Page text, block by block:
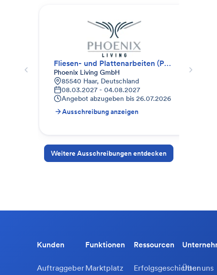
Fliesen- und Plattenarbeiten (Paket II)
Phoenix Living GmbH
85540 Haar, Deutschland
08.03.2027 - 04.08.2027
Angebot abzugeben bis 26.07.2026
Ausschreibung anzeigen
Weitere Ausschreibungen entdecken
Kunden
Auftraggeber
Funktionen
Marktplatz
Ressourcen
Erfolgsgeschichten
Über uns